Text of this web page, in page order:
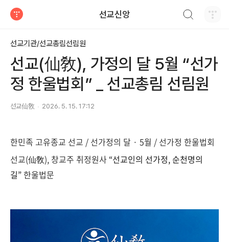
선교신앙
선교기관/선교총림선림원
선교(仙敎), 가정의 달 5월 “선가
정 한울법회” _ 선교총림 선림원
선교仙敎 2026. 5. 15. 17:12
한민족 고유종교 선교 / 선가정의 달 · 5월 / 선가정 한울법회
선교(仙敎), 창교주 취정원사 “선교인의 선가정, 순천명의
길” 한울법문